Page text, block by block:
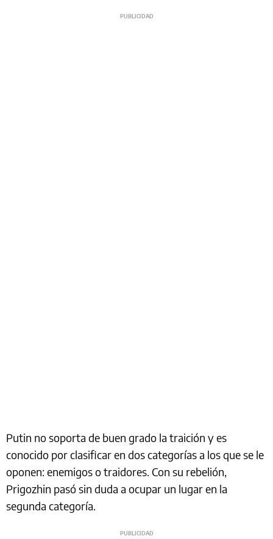
Putin no soporta de buen grado la traición y es
conocido por clasificar en dos categorías a los que se le
oponen: enemigos o traidores. Con su rebelión,
Prigozhin pasó sin duda a ocupar un lugar en la
segunda categoría.